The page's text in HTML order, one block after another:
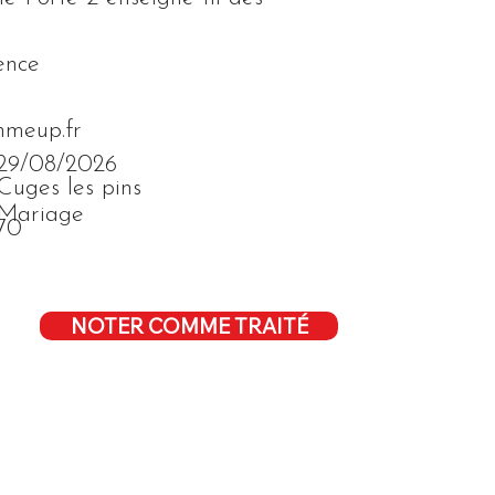
NOTER COMME TRAITÉ
08/2026
les pins